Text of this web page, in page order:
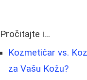
Pročitajte i...
Kozmetičar vs.
za Vašu Kožu?